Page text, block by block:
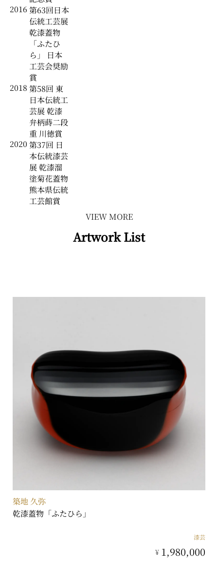
2016 第63回日本
伝統工芸展
乾漆蓋物
「ふたひ
ら」 日本
工芸会奨励
賞
2018 第58回 東
日本伝統工
芸展 乾漆
弁柄蒔二段
重 川徳賞
2020 第37回 日
本伝統漆芸
展 乾漆溜
塗菊花蓋物
熊本県伝統
工芸館賞
VIEW MORE
Artwork List
築地 久弥
乾漆蓋物「ふたひら」
漆芸
¥ 1,980,000